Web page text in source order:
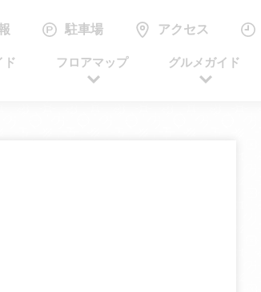
駐車場 アクセス
ド フロアマップ グルメガイド